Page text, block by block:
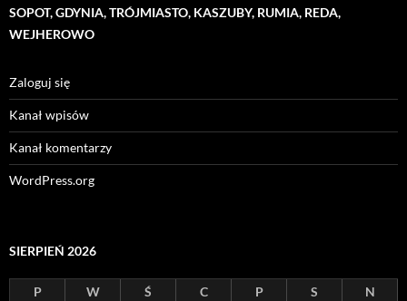
SOPOT, GDYNIA, TRÓJMIASTO, KASZUBY, RUMIA, REDA,
WEJHEROWO
Zaloguj się
Kanał wpisów
Kanał komentarzy
WordPress.org
SIERPIEŃ 2026
P W Ś C P S
N